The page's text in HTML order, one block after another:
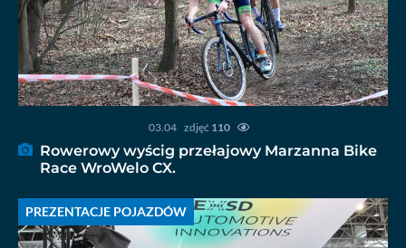
03.04 zdjęć 110
Rowerowy wyścig przełajowy Marzanna Bike
Race WroWelo CX.
PREZENTACJE POJAZDÓW